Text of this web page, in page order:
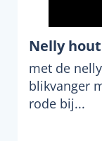
Nelly
met de
blikvanger
rode bij...